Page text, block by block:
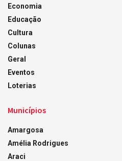
Economia
Educação
Cultura
Colunas
Geral
Eventos
Loterias
Municípios
Amargosa
Amélia Rodrigues
Araci